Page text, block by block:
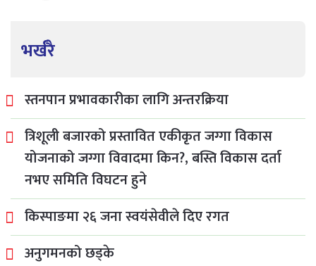
भर्खरै
स्तनपान प्रभावकारीका लागि अन्तरक्रिया
त्रिशूली बजारको प्रस्तावित एकीकृत जग्गा विकास
योजनाको जग्गा विवादमा किन?, बस्ति विकास दर्ता
नभए समिति विघटन हुने
किस्पाङमा २६ जना स्वयंसेवीले दिए रगत
अनुगमनको छड्के